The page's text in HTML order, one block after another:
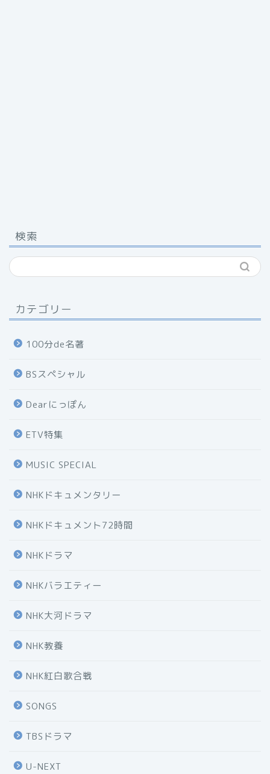
検索
カテゴリー
100分de名著
BSスペシャル
Dearにっぽん
ETV特集
MUSIC SPECIAL
NHKドキュメンタリー
NHKドキュメント72時間
NHKドラマ
NHKバラエティー
NHK大河ドラマ
NHK教養
NHK紅白歌合戦
SONGS
TBSドラマ
U-NEXT